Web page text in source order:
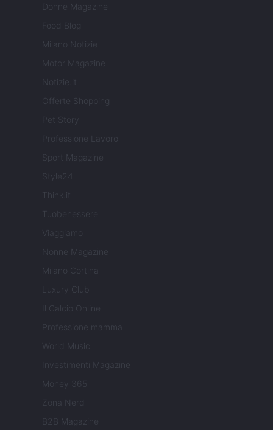
Donne Magazine
Food Blog
Milano Notizie
Motor Magazine
Notizie.it
Offerte Shopping
Pet Story
Professione Lavoro
Sport Magazine
Style24
Think.it
Tuobenessere
Viaggiamo
Nonne Magazine
Milano Cortina
Luxury Club
Il Calcio Online
Professione mamma
World Music
Investimenti Magazine
Money 365
Zona Nerd
B2B Magazine